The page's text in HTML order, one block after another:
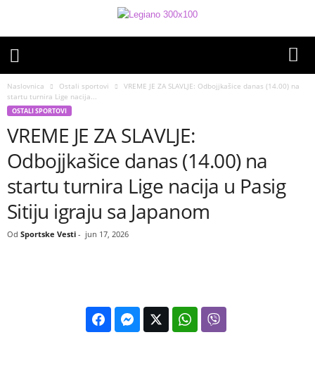
Naslovnica Ostali sportovi
VREME JE ZA SLAVLJE: Odbojjkašice danas (14.00) na
startu turnira Lige nacija...
OSTALI SPORTOVI
VREME JE ZA SLAVLJE:
Odbojjkašice danas (14.00) na
startu turnira Lige nacija u Pasig
Sitiju igraju sa Japanom
Od Sportske Vesti - jun 17, 2026